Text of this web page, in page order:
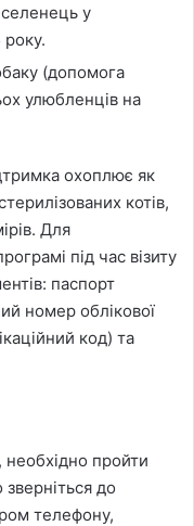
у
(допомога
улюбленців на
охоплює як
котів,
Для
під час візиту
паспорт
номер облікової
код) та
пройти
до
телефону,